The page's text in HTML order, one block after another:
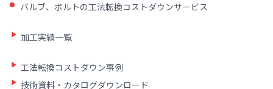
バルブ、ボルトの工法転換コストダウンサービス
加工実績一覧
工法転換コストダウン事例
技術資料・カタログダウンロード